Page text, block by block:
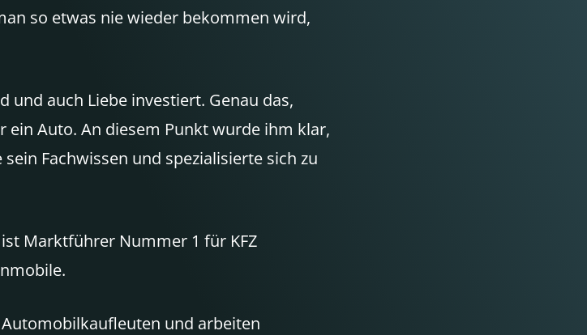
so etwas nie wieder bekommen wird,
und auch Liebe investiert. Genau das,
Auto. An diesem Punkt wurde ihm klar,
Fachwissen und spezialisierte sich zu
Marktführer Nummer 1 für KFZ
Automobilkaufleuten und arbeiten